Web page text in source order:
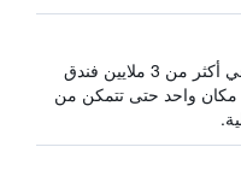
يبحث HotelsCombined في أكثر من 3 ملايين فندق
واحد حتى تتمكن من